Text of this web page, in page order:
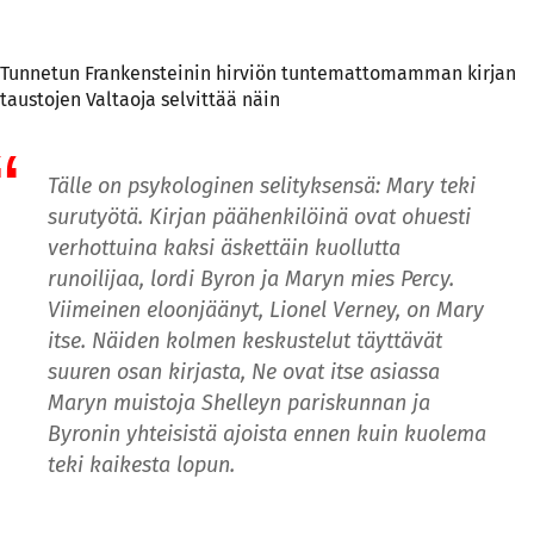
Tunnetun Frankensteinin hirviön tuntemattomamman kirjan
taustojen Valtaoja selvittää näin
Tälle on psykologinen selityksensä: Mary teki
surutyötä. Kirjan päähenkilöinä ovat ohuesti
verhottuina kaksi äskettäin kuollutta
runoilijaa, lordi Byron ja Maryn mies Percy.
Viimeinen eloonjäänyt, Lionel Verney, on Mary
itse. Näiden kolmen keskustelut täyttävät
suuren osan kirjasta, Ne ovat itse asiassa
Maryn muistoja Shelleyn pariskunnan ja
Byronin yhteisistä ajoista ennen kuin kuolema
teki kaikesta lopun.